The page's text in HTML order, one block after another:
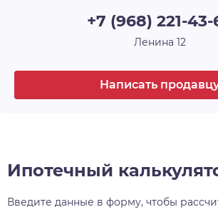
+7 (968) 221-43-
Ленина 12
Написать
Ипотечный
Введите данные в форму, чтобы